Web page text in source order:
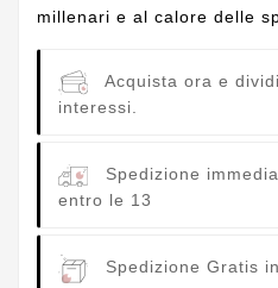
millenari e al calore delle
Acquista ora e
interessi.
Spedizione
entro le 13
Spedizione Gratis